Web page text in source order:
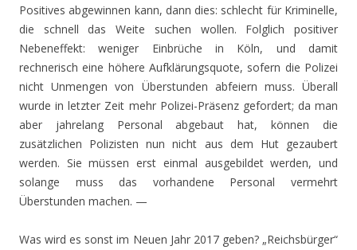
Positives abgewinnen kann, dann dies: schlecht für Kriminelle,
die schnell das Weite suchen wollen. Folglich positiver
Nebeneffekt: weniger Einbrüche in Köln, und damit
rechnerisch eine höhere Aufklärungsquote, sofern die Polizei
nicht Unmengen von Überstunden abfeiern muss. Überall
wurde in letzter Zeit mehr Polizei-Präsenz gefordert; da man
aber jahrelang Personal abgebaut hat, können die
zusätzlichen Polizisten nun nicht aus dem Hut gezaubert
werden. Sie müssen erst einmal ausgebildet werden, und
solange muss das vorhandene Personal vermehrt
Überstunden machen. —
Was wird es sonst im Neuen Jahr 2017 geben? „Reichsbürger“